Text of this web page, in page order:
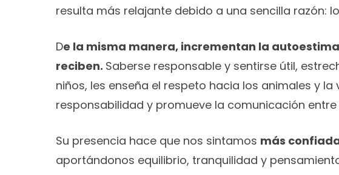
resulta más relajante debido a una sencilla razón:
De la misma manera, incrementan la
reciben. Saberse responsable y sentirse útil,
niños, les enseña el respeto hacia los animales y
responsabilidad y promueve la comunicación entre
Su presencia hace que nos sintamos más
aportándonos equilibrio, tranquilidad y